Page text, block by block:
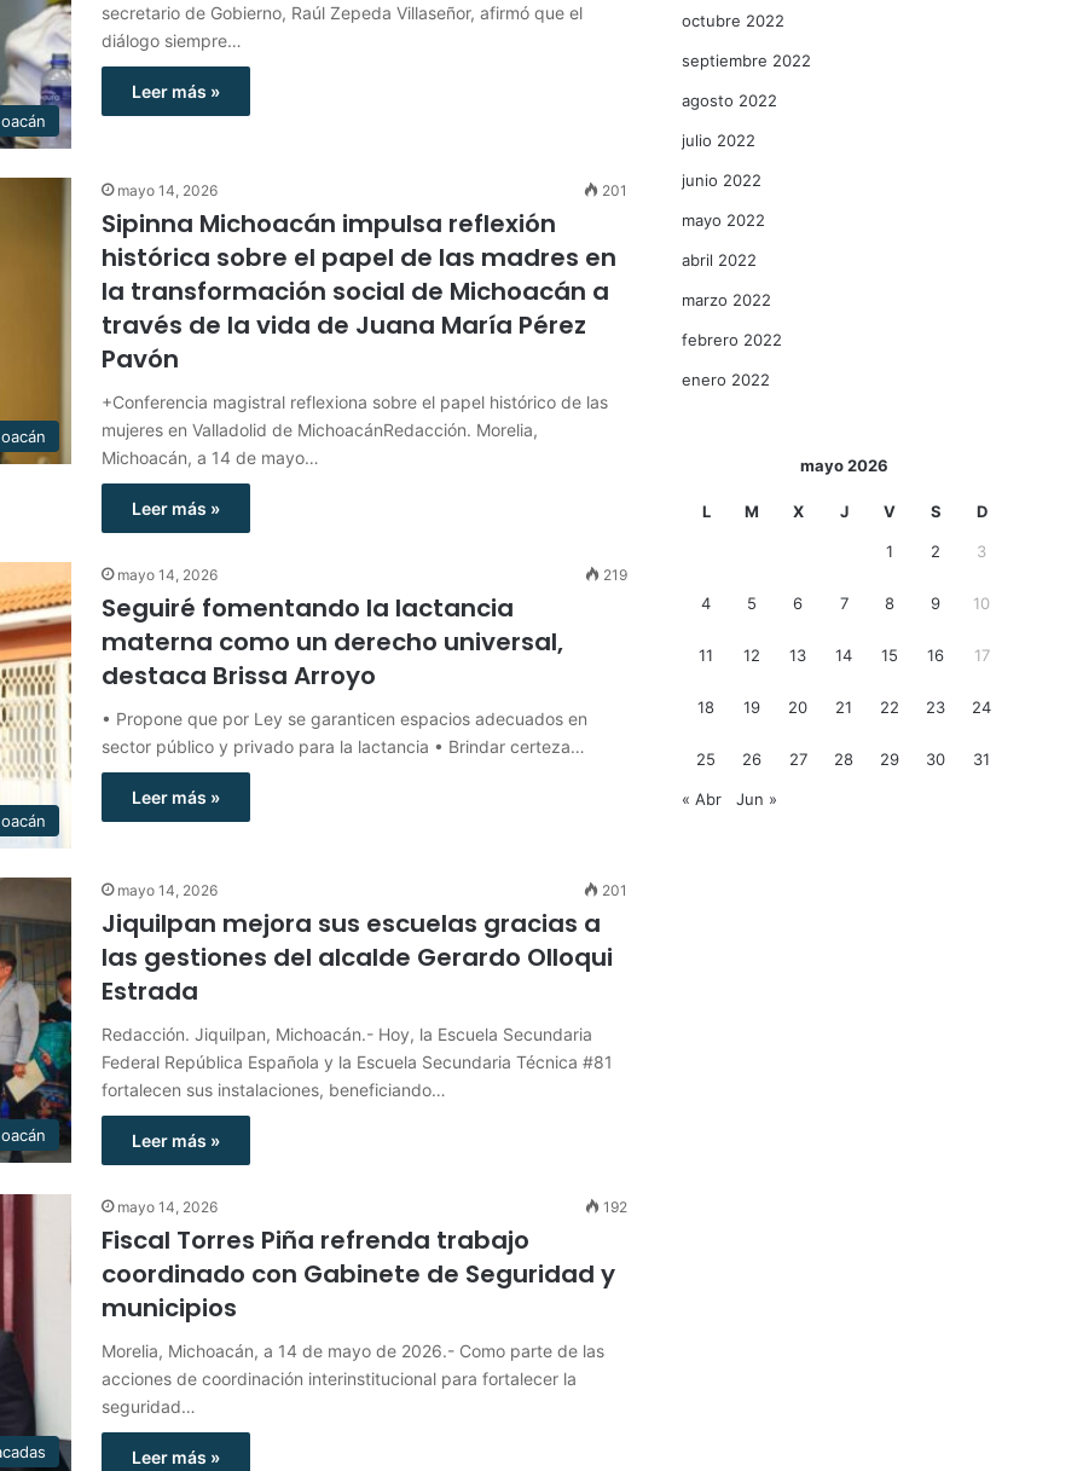
secretario de Gobierno, Raúl Zepeda Villaseñor, afirmó que el
diálogo siempre…
Leer más »
mayo 14, 2026 201
Sipinna Michoacán impulsa reflexión
histórica sobre el papel de las madres en
la transformación social de Michoacán a
través de la vida de Juana María Pérez
Pavón
+Conferencia magistral reflexiona sobre el papel histórico de las
mujeres en Valladolid de MichoacánRedacción. Morelia,
Michoacán, a 14 de mayo…
Leer más »
mayo 14, 2026 219
Seguiré fomentando la lactancia
materna como un derecho universal,
destaca Brissa Arroyo
• Propone que por Ley se garanticen espacios adecuados en
sector público y privado para la lactancia • Brindar certeza…
Leer más »
mayo 14, 2026 201
Jiquilpan mejora sus escuelas gracias a
las gestiones del alcalde Gerardo Olloqui
Estrada
Redacción. Jiquilpan, Michoacán.- Hoy, la Escuela Secundaria
Federal República Española y la Escuela Secundaria Técnica #81
fortalecen sus instalaciones, beneficiando…
Leer más »
mayo 14, 2026 192
Fiscal Torres Piña refrenda trabajo
coordinado con Gabinete de Seguridad y
municipios
Morelia, Michoacán, a 14 de mayo de 2026.- Como parte de las
acciones de coordinación interinstitucional para fortalecer la
seguridad…
Leer más »
octubre 2022
septiembre 2022
agosto 2022
julio 2022
junio 2022
mayo 2022
abril 2022
marzo 2022
febrero 2022
enero 2022
mayo 2026
L M X J V S D
1 2 3
4 5 6 7 8 9 10
11 12 13 14 15 16 17
18 19 20 21 22 23 24
25 26 27 28 29 30 31
« Abr Jun »